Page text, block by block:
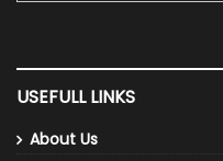
USEFULL LINKS
About Us